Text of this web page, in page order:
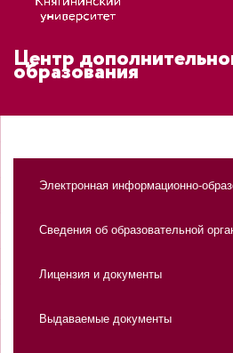
Центр
образования
Электронная информационно-
Сведения об образовательной
Лицензия и документы
Выдаваемые документы